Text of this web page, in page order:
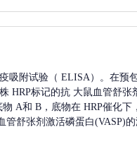
吸附试验（ ELISA）。在预
HRP标记的抗 大鼠血管舒张
A和 B，底物在 HRP催化
管舒张剂激活磷蛋白(VASP)